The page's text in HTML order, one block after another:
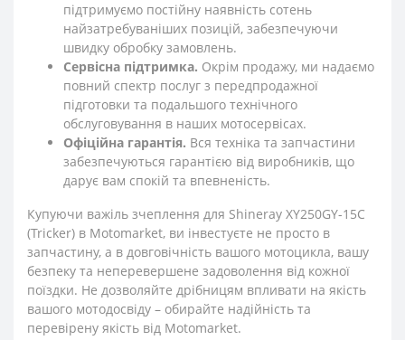
підтримуємо постійну наявність сотень
найзатребуваніших позицій, забезпечуючи
швидку обробку замовлень.
Сервісна підтримка. Окрім продажу, ми надаємо
повний спектр послуг з передпродажної
підготовки та подальшого технічного
обслуговування в наших мотосервісах.
Офіційна гарантія. Вся техніка та запчастини
забезпечуються гарантією від виробників, що
дарує вам спокій та впевненість.
Купуючи важіль зчеплення для Shineray XY250GY-15С
(Tricker) в Motomarket, ви інвестуєте не просто в
запчастину, а в довговічність вашого мотоцикла, вашу
безпеку та неперевершене задоволення від кожної
поїздки. Не дозволяйте дрібницям впливати на якість
вашого мотодосвіду – обирайте надійність та
перевірену якість від Motomarket.